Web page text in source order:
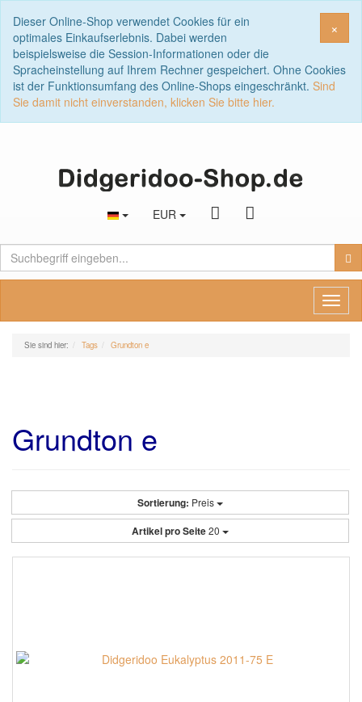
×
Dieser Online-Shop verwendet Cookies für ein
optimales Einkaufserlebnis. Dabei werden
beispielsweise die Session-Informationen oder die
Spracheinstellung auf Ihrem Rechner gespeichert. Ohne Cookies
ist der Funktionsumfang des Online-Shops eingeschränkt. Sind
Sie damit nicht einverstanden, klicken Sie bitte hier.
EUR
Sie sind hier: Tags Grundton e
Grundton e
Sortierung: Preis
Artikel pro Seite20